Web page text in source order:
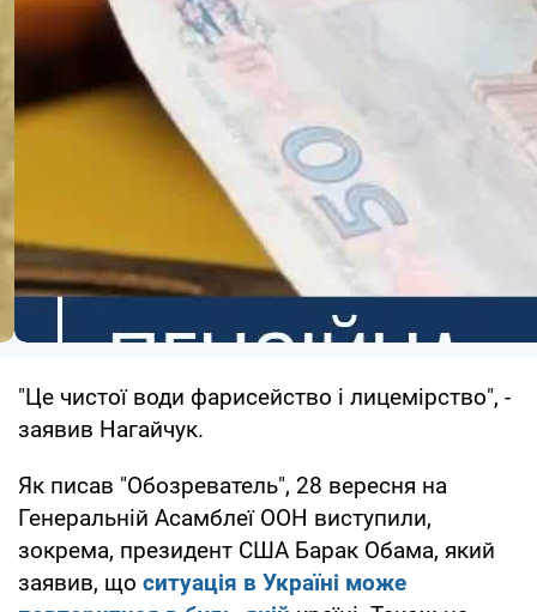
"Це чистої води фарисейство і лицемірство", -
заявив Нагайчук.
Як писав "Обозреватель", 28 вересня на
Генеральній Асамблеї ООН виступили,
зокрема, президент США Барак Обама, який
заявив, що ситуація в Україні може